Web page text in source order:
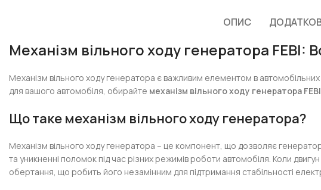
ОПИС
Механізм вільного ходу генератора FEBI:
Механізм вільного ходу генератора є важливим елементом в
для вашого автомобіля, обирайте механізм вільного ходу генератора FEBI
Що таке механізм вільного ходу генератора?
Механізм вільного ходу генератора – це компонент, що дозволяє
та уникненні поломок під час різних режимів роботи автомобіля. Коли
обертання, що робить його незамінним для підтримання стабільності